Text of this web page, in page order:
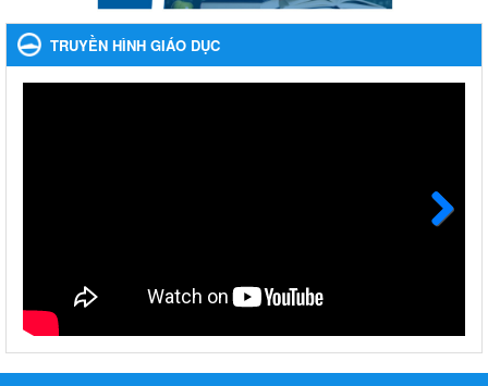
Về việc thống kê, lập danh sách đề xuất học sinh nhận học bổng,
hỗ trợ của Chương trình "Tiếp sức đến trường" năm học 2023-
2024
trào vệ sinh yêu nước nâng cao sức khỏe nhân dân năm 2023
phòng, chống bệnh tay chân miệng trong các cơ sở giáo
dục mầm non, trường mẫu giáo, trường tiểu học
Khẩn trương triển khai các biện pháp tăng cường công tác phòng,
chống bệnh tay chân miệng trong các cơ sở giáo dục mầm non,
trường mẫu giáo, trường tiểu học
TRUYỀN HÌNH GIÁO DỤC